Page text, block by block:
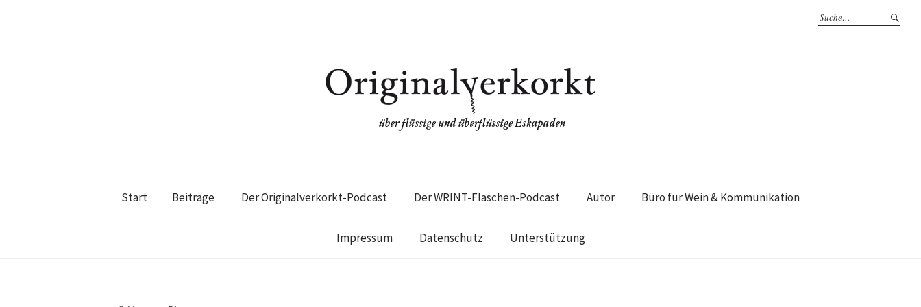
Start Beiträge Der Originalverkorkt-Podcast Der WRINT-Flaschen-Podcast Autor Büro für Wein & Kommunikation
Impressum Datenschutz Unterstützung